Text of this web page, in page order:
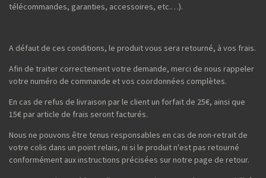
télécommandes, garanties, accessoires, etc.…).
A défaut de ces conditions, le produit vous sera retourné, à vos frais.
Afin de traiter correctement votre demande, merci de nous rappeler
votre numéro de commande et vos coordonnées complètes.
En cas de refus de livraison par le client un forfait de 25€, ainsi que
15€ par article de frais seront facturés.
Nous ne pouvons être tenus responsables en cas de non-retrait de
votre colis dans un point relais, ni si le produit n'est pas retourné
conformément aux instructions précisées sur notre page de retour.